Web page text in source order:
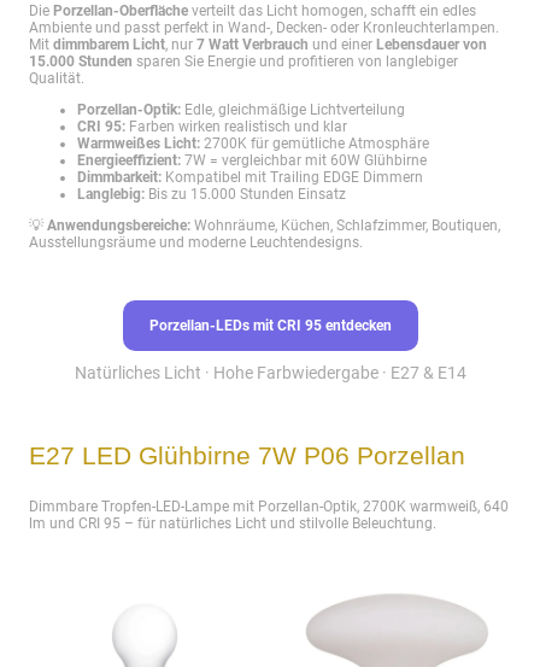
Die Porzellan-Oberfläche verteilt das Licht homogen, schafft ein edles
Ambiente und passt perfekt in Wand-, Decken- oder Kronleuchterlampen.
Mit dimmbarem Licht, nur 7 Watt Verbrauch und einer Lebensdauer von
15.000 Stunden sparen Sie Energie und profitieren von langlebiger
Qualität.
Porzellan-Optik: Edle, gleichmäßige Lichtverteilung
CRI 95: Farben wirken realistisch und klar
Warmweißes Licht: 2700K für gemütliche Atmosphäre
Energieeffizient: 7W = vergleichbar mit 60W Glühbirne
Dimmbarkeit: Kompatibel mit Trailing EDGE Dimmern
Langlebig: Bis zu 15.000 Stunden Einsatz
💡 Anwendungsbereiche: Wohnräume, Küchen, Schlafzimmer, Boutiquen,
Ausstellungsräume und moderne Leuchtendesigns.
Porzellan-LEDs mit CRI 95 entdecken
Natürliches Licht · Hohe Farbwiedergabe · E27 & E14
E27 LED Glühbirne 7W P06 Porzellan
Dimmbare Tropfen-LED-Lampe mit Porzellan-Optik, 2700K warmweiß, 640
lm und CRI 95 – für natürliches Licht und stilvolle Beleuchtung.